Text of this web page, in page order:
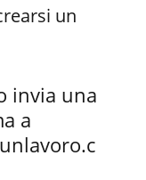
un
invia una
a